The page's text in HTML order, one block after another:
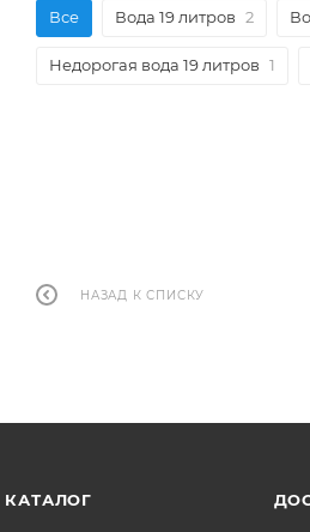
Все Вода 19 литров 2
Недорогая вода 19 литров 1
НАЗАД К СПИСКУ
КАТАЛОГ